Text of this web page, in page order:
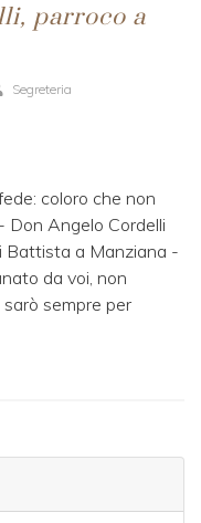
parroco a
Segreteria
coloro che non
Don Angelo Cordelli
Battista a Manziana -
da voi, non
sempre per